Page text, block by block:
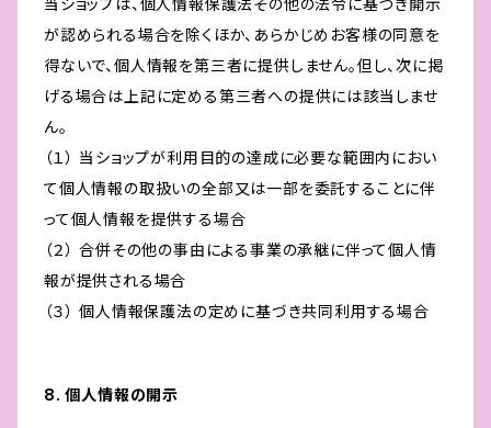
当ショップは、個人情報保護法その他の法令に基づき開示
が認められる場合を除くほか、あらかじめお客様の同意を
得ないで、個人情報を第三者に提供しません。但し、次に掲
げる場合は上記に定める第三者への提供には該当しませ
ん。
（１） 当ショップが利用目的の達成に必要な範囲内におい
て個人情報の取扱いの全部又は一部を委託することに伴
って個人情報を提供する場合
（２） 合併その他の事由による事業の承継に伴って個人情
報が提供される場合
（３） 個人情報保護法の定めに基づき共同利用する場合
8. 個人情報の開示